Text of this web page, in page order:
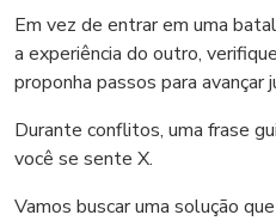
Em vez de entrar em uma
a experiência do outro,
proponha passos para avançar
Durante conflitos, uma frase
você se sente X.
Vamos buscar uma solução